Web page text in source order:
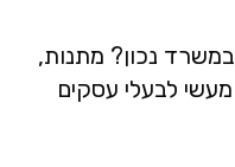
נכון? מתנות,
מעשי לבעלי עסקים